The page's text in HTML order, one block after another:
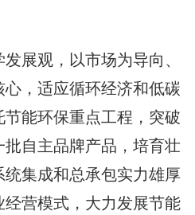
观，以市场为导向、
，适应循环经济和低碳
能环保重点工程，突破
自主品牌产品，培育壮
集成和总承包实力雄厚
营模式，大力发展节能